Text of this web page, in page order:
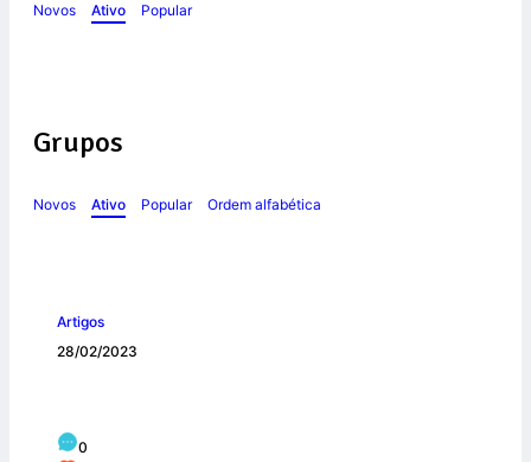
Novos Ativo Popular
Grupos
Novos Ativo Popular Ordem alfabética
Artigos
28/02/2023
0